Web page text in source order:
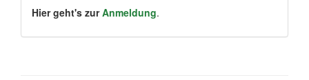
Hier geht's zurAnmeldung.